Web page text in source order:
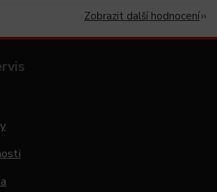
Zobrazit další hodnocení